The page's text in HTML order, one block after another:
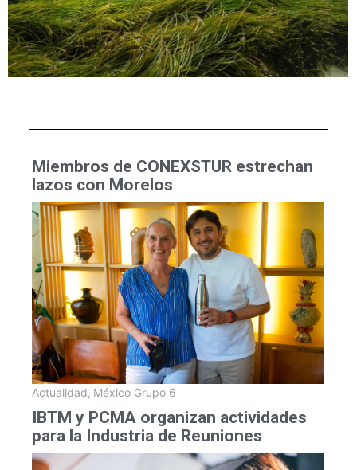
Miembros de CONEXSTUR estrechan
lazos con Morelos
Actualidad, México Grupo 6
IBTM y PCMA organizan actividades
para la Industria de Reuniones